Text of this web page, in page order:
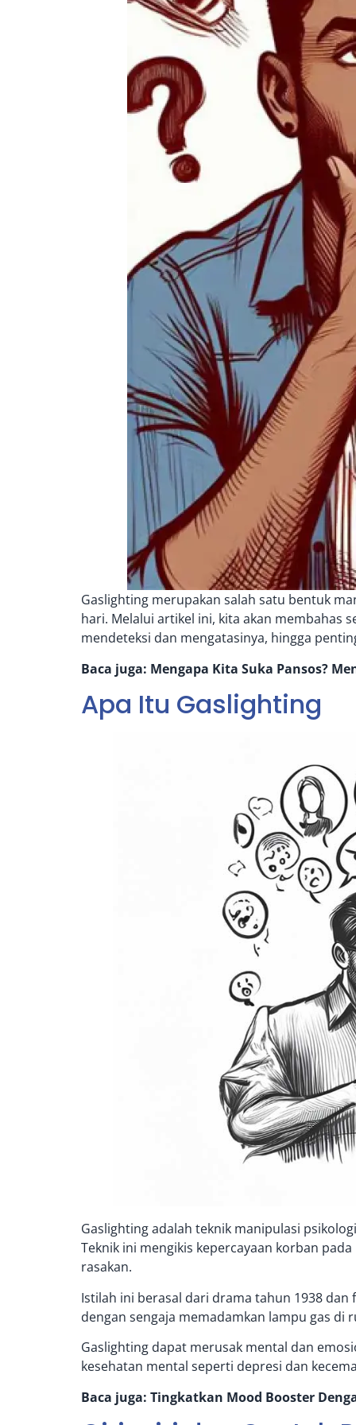
Gaslighting merupakan salah satu bentuk
hari. Melalui artikel ini, kita akan membahas
mendeteksi dan mengatasinya, hingga
Baca juga: Mengapa Kita Suka Pansos?
Apa Itu Gaslighting
Gaslighting adalah teknik manipulasi
Teknik ini mengikis kepercayaan korban
rasakan.
Istilah ini berasal dari drama tahun 1938
dengan sengaja memadamkan lampu gas di
Gaslighting dapat merusak mental dan
kesehatan mental seperti depresi dan
Baca juga: Tingkatkan Mood Booster